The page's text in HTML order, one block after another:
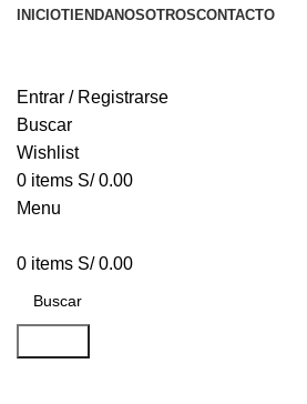
INICIOTIENDANOSOTROSCONTACTO
Entrar / Registrarse
Buscar
Wishlist
0 items S/0.00
Menu
0 items S/0.00